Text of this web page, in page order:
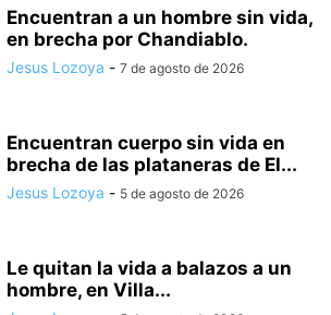
Encuentran a un hombre sin vida,
en brecha por Chandiablo.
Jesus Lozoya - 7 de agosto de 2026
Encuentran cuerpo sin vida en
brecha de las plataneras de El...
Jesus Lozoya - 5 de agosto de 2026
Le quitan la vida a balazos a un
hombre, en Villa...